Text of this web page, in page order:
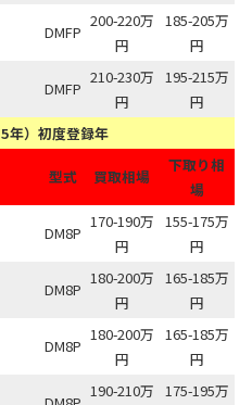
DMFP
200-220万
円
185-205万
円
DMFP
210-230万
円
195-215万
円
年）初度登録年
型式 買取相場
下取り相
場
DM8P
170-190万
円
155-175万
円
DM8P
180-200万
円
165-185万
円
DM8P
180-200万
円
165-185万
円
190-210万
175-195万